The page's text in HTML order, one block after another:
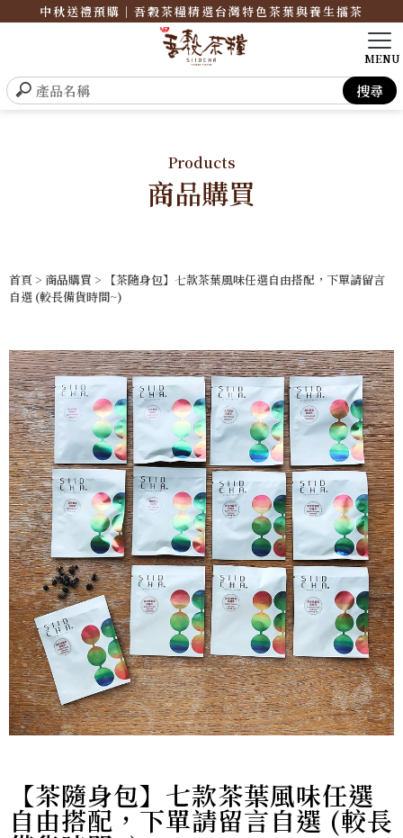
中秋送禮預購｜吾穀茶糧精選台灣特色茶葉與養生擂茶
Products
商品購買
首頁 > 商品購買 > 【茶隨身包】七款茶葉風味任選自由搭配，下單請留言
自選 (較長備貨時間~)
【茶隨身包】七款茶葉風味任選
自由搭配，下單請留言自選 (較長